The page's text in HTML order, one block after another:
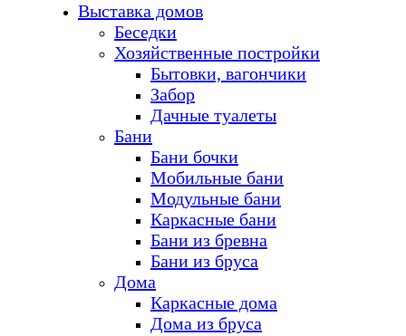
Выставка домов
Беседки
Хозяйственные постройки
Бытовки, вагончики
Забор
Дачные туалеты
Бани
Бани бочки
Мобильные бани
Модульные бани
Каркасные бани
Бани из бревна
Бани из бруса
Дома
Каркасные дома
Дома из бруса